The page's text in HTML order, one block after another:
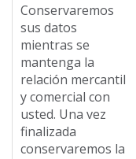
Conservaremos
sus datos
mientras se
mantenga la
relación mercantil
y comercial con
usted. Una vez
finalizada
conservaremos la